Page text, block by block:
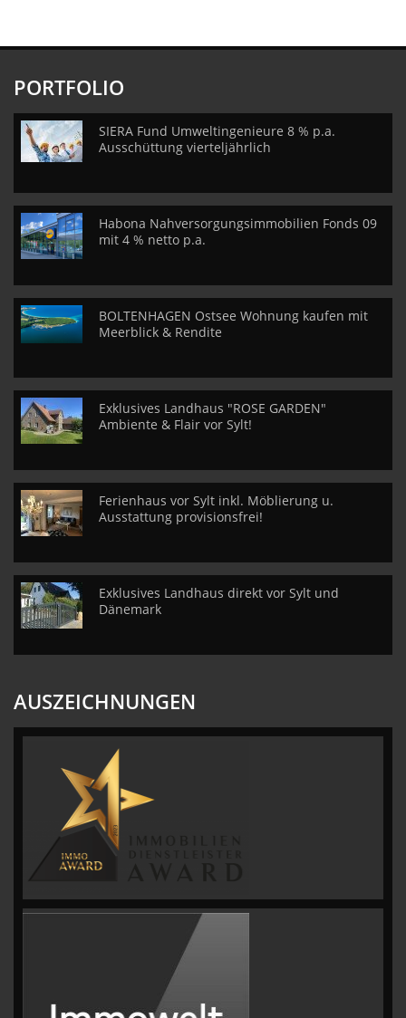
PORTFOLIO
SIERA Fund Umweltingenieure 8 % p.a.
Ausschüttung vierteljährlich
Habona Nahversorgungsimmobilien Fonds 09
mit 4 % netto p.a.
BOLTENHAGEN Ostsee Wohnung kaufen mit
Meerblick & Rendite
Exklusives Landhaus "ROSE GARDEN"
Ambiente & Flair vor Sylt!
Ferienhaus vor Sylt inkl. Möblierung u.
Ausstattung provisionsfrei!
Exklusives Landhaus direkt vor Sylt und
Dänemark
AUSZEICHNUNGEN